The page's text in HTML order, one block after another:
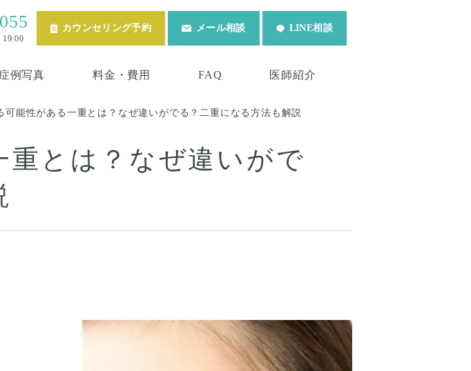
19:00
カウンセリング予約 メール相談 LINE相談
例写真 料金・費用 FAQ 医師紹介
可能性がある一重とは？なぜ違いがでる？二重になる方法も解説
とは？なぜ違いがで